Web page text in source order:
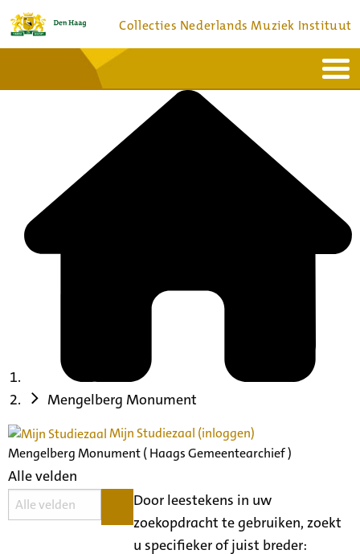
Collecties Nederlands Muziek Instituut
Bronnen en collecties
Mengelberg Monument
Mijn Studiezaal (inloggen)
Mengelberg Monument ( Haags Gemeentearchief )
Alle velden
Door leestekens in uw
zoekopdracht te gebruiken, zoekt
u specifieker of juist breder: